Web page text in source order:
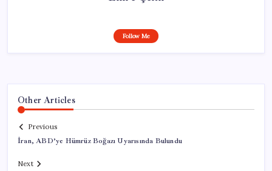
Follow Me
Other Articles
Previous
İran, ABD’ye Hümrüz Boğazı Uyarısında Bulundu
Next